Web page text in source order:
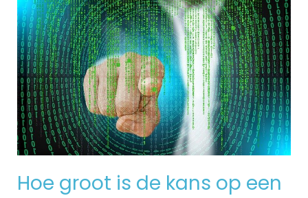
Hoe groot is de kans op een